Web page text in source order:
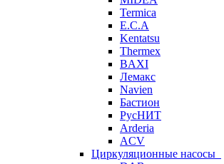
Termica
E.C.A
Kentatsu
Thermex
BAXI
Лемакс
Navien
Бастион
РусНИТ
Arderia
ACV
Циркуляционные насосы